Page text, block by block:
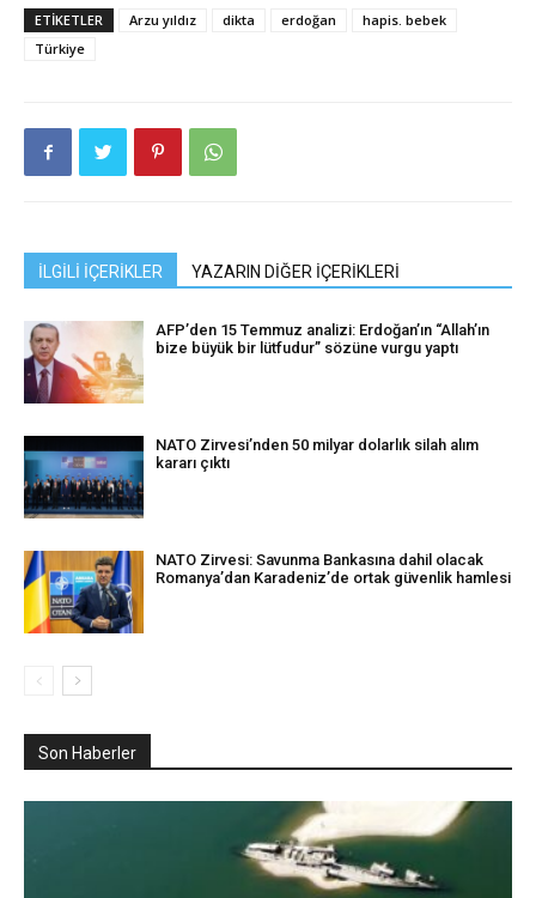
ETIKETLER Arzu yıldız dikta erdoğan
hapis. bebek
Türkiye
İLGİLİ İÇERİKLER YAZARIN DİĞER İÇERİKLERİ
AFP’den 15 Temmuz analizi: Erdoğan’ın “Allah’ın
bize büyük bir lütfudur” sözüne vurgu yaptı
NATO Zirvesi’nden 50 milyar dolarlık silah alım
kararı çıktı
NATO Zirvesi: Savunma Bankasına dahil olacak
Romanya’dan Karadeniz’de ortak güvenlik hamlesi
Son Haberler